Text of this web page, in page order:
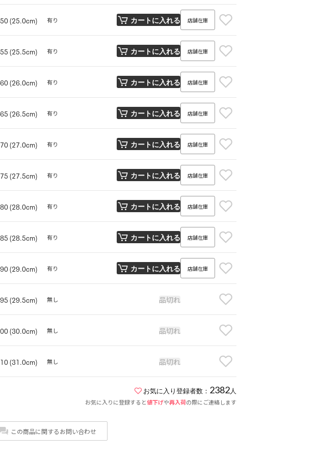
(25.0cm) 有り カートに入れる 店舗在庫
(25.5cm) 有り カートに入れる 店舗在庫
(26.0cm) 有り カートに入れる 店舗在庫
(26.5cm) 有り カートに入れる 店舗在庫
(27.0cm) 有り カートに入れる 店舗在庫
(27.5cm) 有り カートに入れる 店舗在庫
(28.0cm) 有り カートに入れる 店舗在庫
(28.5cm) 有り カートに入れる 店舗在庫
(29.0cm) 有り カートに入れる 店舗在庫
(29.5cm) 無し 品切れ
(30.0cm) 無し 品切れ
(31.0cm) 無し 品切れ
お気に入り登録者数： 2382 人
お気に入りに登録すると値下げや再入荷の際にご連絡します
この商品に関するお問い合わせ